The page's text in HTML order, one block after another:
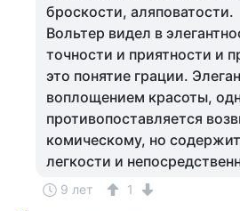
броскости, аляповатости.
Вольтер видел в
точности и приятности и
это понятие грации.
воплощением красоты,
противопоставляется
комическому, но
легкости и
9 лет
1